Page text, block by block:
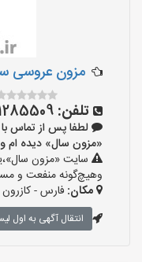
مزون عروسی
تلفن:
لطفا پس از تماس
«مزون سال» دیده ام و کد «مزون-
سایت «مزون
وهیچ‌گونه منفعت و
مکان: فارس - کازرون
انتقال آگهی به اول